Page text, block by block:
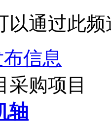
以通过此
信息
采购项目
轴